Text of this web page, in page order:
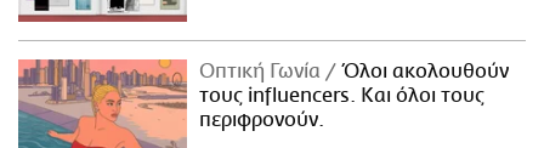
Οπτική Γωνία
Όλοι ακολουθούν
τους influencers. Και όλοι τους
περιφρονούν.